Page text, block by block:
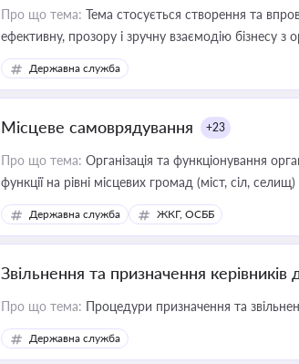
Про що тема: Тема стосується створення та
ефективну, прозору і зручну взаємодію бізнесу з
Державна служба
Місцеве самоврядування +23
Про що тема: Організація та функціонування
функції на рівні місцевих громад (міст, сіл, селищ)
Державна служба ЖКГ, ОСББ
Звільнення та призначення
Про що тема: Процедури призначення та
Державна служба